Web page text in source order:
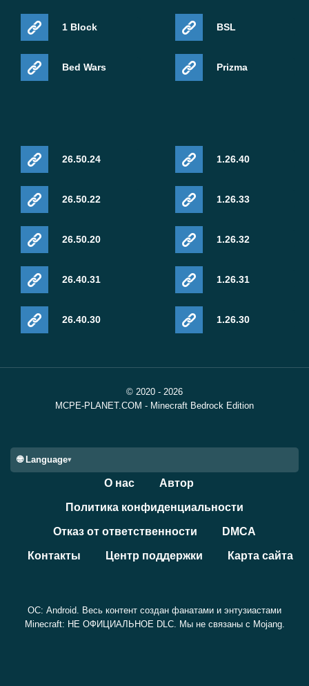
1 Block
Bed Wars
BSL
Prizma
26.50.24
26.50.22
26.50.20
26.40.31
26.40.30
1.26.40
1.26.33
1.26.32
1.26.31
1.26.30
© 2020 - 2026
MCPE-PLANET.COM - Minecraft Bedrock Edition
🌐 Language
О нас Автор
Политика конфиденциальности
Отказ от ответственности DMCA
Контакты Центр поддержки Карта сайта
ОС: Android. Весь контент создан фанатами и энтузиастами
Minecraft: НЕ ОФИЦИАЛЬНОЕ DLC. Мы не связаны с Mojang.